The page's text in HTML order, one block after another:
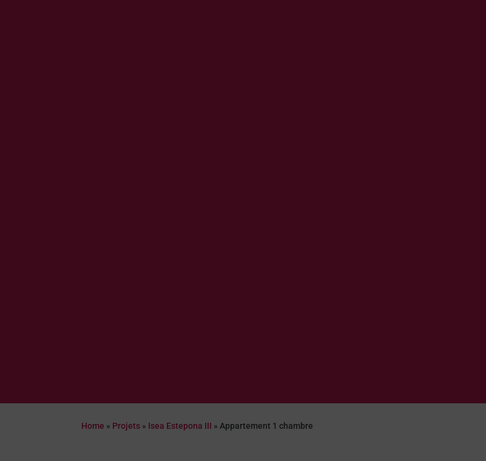
Home » Projets » Isea Estepona III »Appartement 1 chambre